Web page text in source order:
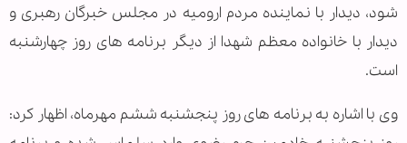
شود، دیدار با نماینده مردم ارومیه در مجلس خبرگان رهبری و
دیدار با خانواده معظم شهدا از دیگر برنامه های روز چهارشنبه
است.
وی با اشاره به برنامه های روز پنجشنبه ششم مهرماه، اظهار کرد: